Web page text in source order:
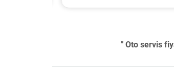
" Oto servis